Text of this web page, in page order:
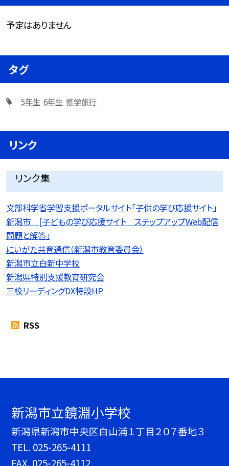
予定はありません
タグ
5年生 6年生 修学旅行
リンク
リンク集
文部科学省学習支援ポータルサイト「子供の学び応援サイト」
新潟市 [子どもの学び応援サイト ステップアップWeb配信
問題と解答」
にいがた共育通信（新潟市教育委員会）
新潟市立白新中学校
新潟県特別支援教育研究会
三校リーディングDX特設HP
RSS
新潟市立鏡淵小学校
新潟県新潟市中央区白山浦１丁目２０７番地３
TEL. 025-265-4111
FAX. 025-265-4112